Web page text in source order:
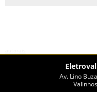
Av. Lino